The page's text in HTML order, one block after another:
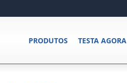
TESTA AGORA
PRODUTOS